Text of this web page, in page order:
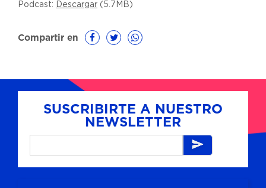
Podcast: Descargar (5.7MB)
Compartir en
SUSCRIBIRTE A NUESTRO
NEWSLETTER